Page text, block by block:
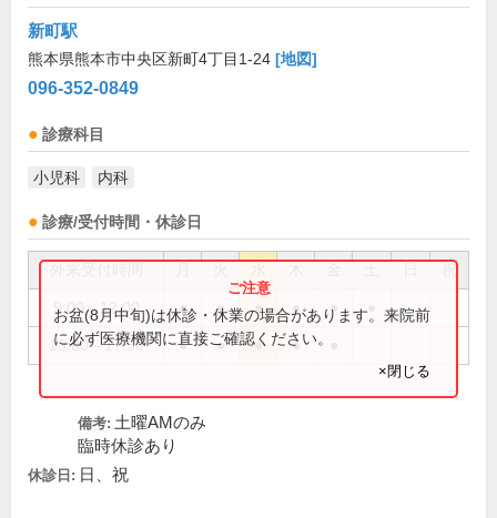
新町駅
熊本県熊本市中央区新町4丁目1-24 [地図]
096-352-0849
診療科目
小児科 内科
診療/受付時間・休診日
祝
9:00～12:00 ● ● ● ● ●
13:00～17:30 ● ● ● ●
お盆(8月中旬)は休診・休業の場合があります。来院前
に必ず医療機関に直接ご確認ください。
×閉じる
備考: 土曜AMのみ
臨時休診あり
休診日: 日、祝